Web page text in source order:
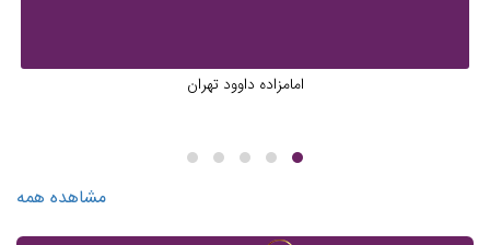
امامزاده داوود تهران
مشاهده همه